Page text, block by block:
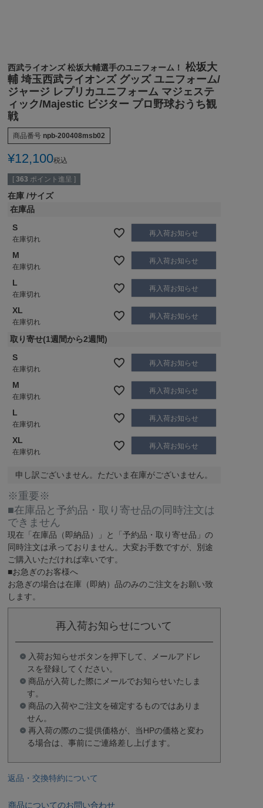
西武ライオンズ 松坂大輔選手のユニフォーム！
松坂大
輔 埼玉西武ライオンズ グッズ ユニフォーム/
ジャージ レプリカユニフォーム マジェステ
ィック/Majestic ビジター プロ野球おうち観
戦
商品番号 npb-200408msb02
¥12,100税込
[ 363 ポイント進呈 ]
在庫 サイズ
在庫品
S
在庫切れ
再入荷お知らせ
M
在庫切れ
再入荷お知らせ
L
在庫切れ
再入荷お知らせ
XL
在庫切れ
再入荷お知らせ
取り寄せ(1週間から2週間)
S
在庫切れ
再入荷お知らせ
M
在庫切れ
再入荷お知らせ
L
在庫切れ
再入荷お知らせ
XL
在庫切れ
再入荷お知らせ
申し訳ございません。ただいま在庫がございません。
※重要※
■在庫品と予約品・取り寄せ品の同時注文は
できません
現在 「在庫品（即納品）」 と 「予約品・取り寄せ品」 の
同時注文は承っておりません。大変お手数ですが、別途
ご購入いただければ幸いです。
■お急ぎのお客様へ
お急ぎの場合は在庫（即納）品のみのご注文をお願い致
します。
再入荷お知らせについて
入荷お知らせボタンを押下して、メールアドレ
スを登録してください。
商品が入荷した際にメールでお知らせいたしま
す。
商品の入荷やご注文を確定するものではありま
せん。
再入荷の際のご提供価格が、当HPの価格と変わ
る場合は、事前にご連絡差し上げます。
返品・交換特約について
商品についてのお問い合わせ